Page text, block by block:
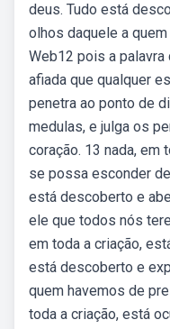
deus. Tudo está
olhos daquele a
Web12 pois a
afiada que qualquer
penetra ao ponto de
medulas, e julga os
coração. 13 nada, em
se possa esconder
está descoberto e
ele que todos nós
em toda a criação,
está descoberto e
quem havemos de
toda a criação, está